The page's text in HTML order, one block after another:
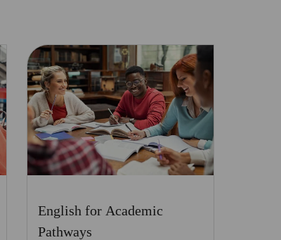
English for Academic
Pathways